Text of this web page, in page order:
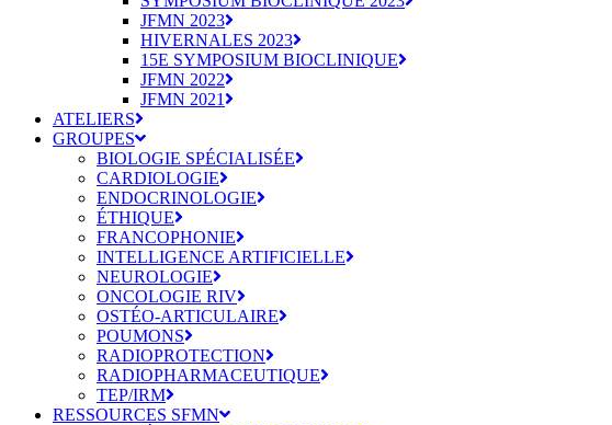
JFMN 2023
HIVERNALES 2023
15E SYMPOSIUM BIOCLINIQUE
JFMN 2022
JFMN 2021
ATELIERS
GROUPES
BIOLOGIE SPÉCIALISÉE
CARDIOLOGIE
ENDOCRINOLOGIE
ÉTHIQUE
FRANCOPHONIE
INTELLIGENCE ARTIFICIELLE
NEUROLOGIE
ONCOLOGIE RIV
OSTÉO-ARTICULAIRE
POUMONS
RADIOPROTECTION
RADIOPHARMACEUTIQUE
TEP/IRM
RESSOURCES SFMN